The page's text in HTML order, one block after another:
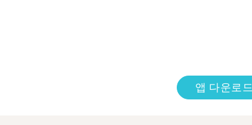
앱 다운로드